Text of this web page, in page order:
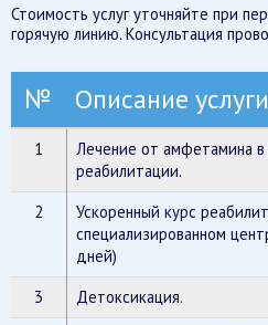
Стоимость услуг уточняйте при
горячую линию. Консультация
№ Описание услуги
1
Лечение от амфетамина
реабилитации.
2
Ускоренный курс
специализированном
дней)
3 Детоксикация.